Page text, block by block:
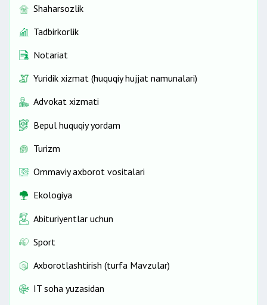
Shaharsozlik
Tadbirkorlik
Notariat
Yuridik xizmat (huquqiy hujjat namunalari)
Advokat xizmati
Bepul huquqiy yordam
Turizm
Ommaviy axborot vositalari
Ekologiya
Abituriyentlar uchun
Sport
Axborotlashtirish (turfa Mavzular)
IT soha yuzasidan